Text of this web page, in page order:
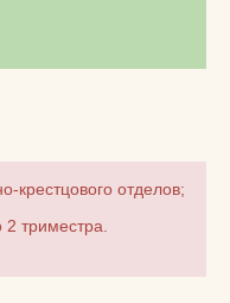
крестцового отделов;
триместра.